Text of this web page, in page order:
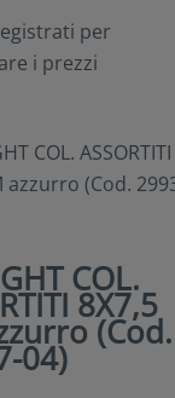
per
i prezzi
COL.
8X7,5
(Cod.
04)